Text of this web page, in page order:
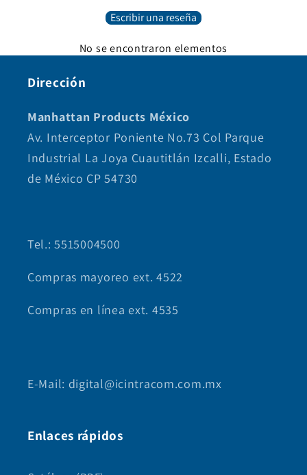
Escribir una reseña
No se encontraron elementos
Dirección
Manhattan Products México
Av. Interceptor Poniente No.73 Col Parque
Industrial La Joya Cuautitlán Izcalli, Estado
de México CP 54730
Tel.: 5515004500
Compras mayoreo ext. 4522
Compras en línea ext. 4535
E-Mail: digital@icintracom.com.mx
Enlaces rápidos